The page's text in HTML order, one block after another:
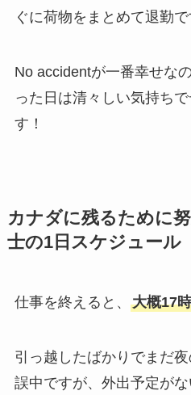
ぐに荷物をまとめて退勤で
No accidentが一番幸せな
った日は清々しい気持ち
す！
カナダに残るために
士の1日スケジュール
仕事を終えると、 大概17
引っ越したばかりでまだ
誤中ですが、外出予定が